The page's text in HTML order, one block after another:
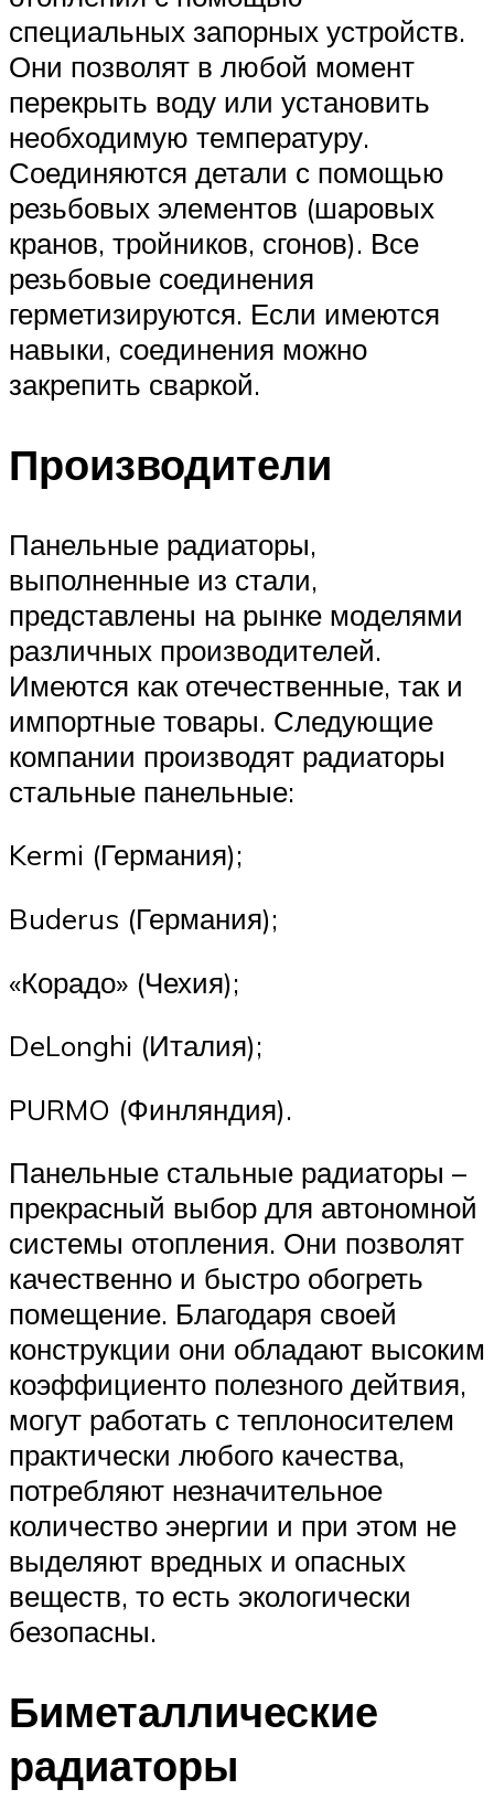
специальных запорных устройств.
Они позволят в любой момент
перекрыть воду или установить
необходимую температуру.
Соединяются детали с помощью
резьбовых элементов (шаровых
кранов, тройников, сгонов). Все
резьбовые соединения
герметизируются. Если имеются
навыки, соединения можно
закрепить сваркой.
Производители
Панельные радиаторы,
выполненные из стали,
представлены на рынке моделями
различных производителей.
Имеются как отечественные, так и
импортные товары. Следующие
компании производят радиаторы
стальные панельные:
Kermi (Германия);
Buderus (Германия);
«Корадо» (Чехия);
DeLonghi (Италия);
PURMO (Финляндия).
Панельные стальные радиаторы –
прекрасный выбор для автономной
системы отопления. Они позволят
качественно и быстро обогреть
помещение. Благодаря своей
конструкции они обладают высоким
коэффициенто полезного дейтвия,
могут работать с теплоносителем
практически любого качества,
потребляют незначительное
количество энергии и при этом не
выделяют вредных и опасных
веществ, то есть экологически
безопасны.
Биметаллические
радиаторы